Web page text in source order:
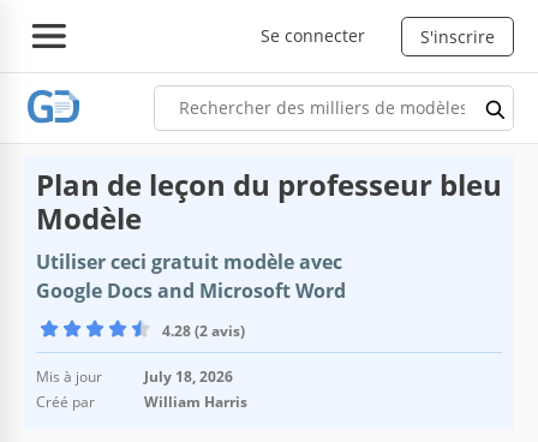
Se connecter S'inscrire
Plan de leçon du professeur bleu
Modèle
Utiliser ceci gratuit modèle avec
Google Docs and Microsoft Word
4.28 (2 avis)
Mis à jour
July 18, 2026
Créé par
William Harris